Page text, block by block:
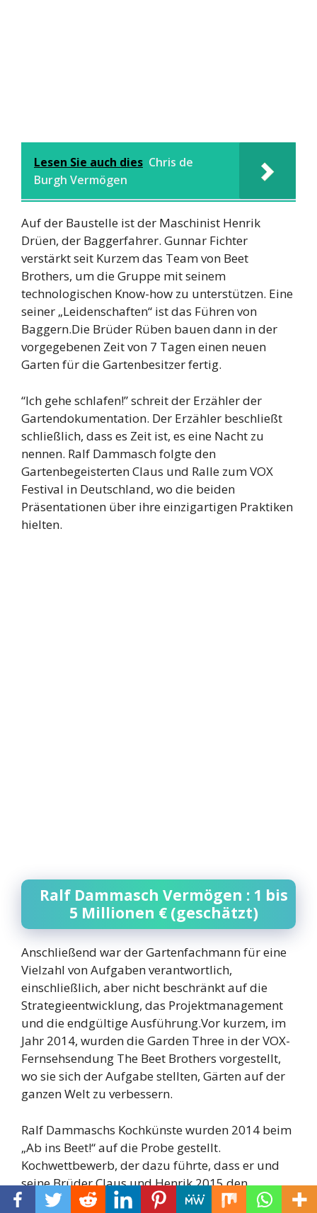
Lesen Sie auch dies Chris de
Burgh Vermögen
Auf der Baustelle ist der Maschinist Henrik
Drüen, der Baggerfahrer. Gunnar Fichter
verstärkt seit Kurzem das Team von Beet
Brothers, um die Gruppe mit seinem
technologischen Know-how zu unterstützen. Eine
seiner „Leidenschaften“ ist das Führen von
Baggern.Die Brüder Rüben bauen dann in der
vorgegebenen Zeit von 7 Tagen einen neuen
Garten für die Gartenbesitzer fertig.
“Ich gehe schlafen!” schreit der Erzähler der
Gartendokumentation. Der Erzähler beschließt
schließlich, dass es Zeit ist, es eine Nacht zu
nennen. Ralf Dammasch folgte den
Gartenbegeisterten Claus und Ralle zum VOX
Festival in Deutschland, wo die beiden
Präsentationen über ihre einzigartigen Praktiken
hielten.
Ralf Dammasch Vermögen : 1 bis
5 Millionen € (geschätzt)
Anschließend war der Gartenfachmann für eine
Vielzahl von Aufgaben verantwortlich,
einschließlich, aber nicht beschränkt auf die
Strategieentwicklung, das Projektmanagement
und die endgültige Ausführung.Vor kurzem, im
Jahr 2014, wurden die Garden Three in der VOX-
Fernsehsendung The Beet Brothers vorgestellt,
wo sie sich der Aufgabe stellten, Gärten auf der
ganzen Welt zu verbessern.
Ralf Dammaschs Kochkünste wurden 2014 beim
„Ab ins Beet!“ auf die Probe gestellt.
Kochwettbewerb, der dazu führte, dass er und
seine Brüder Claus und Henrik 2015 den
Spitznamen „Beet Brothers“ erhielten und eine